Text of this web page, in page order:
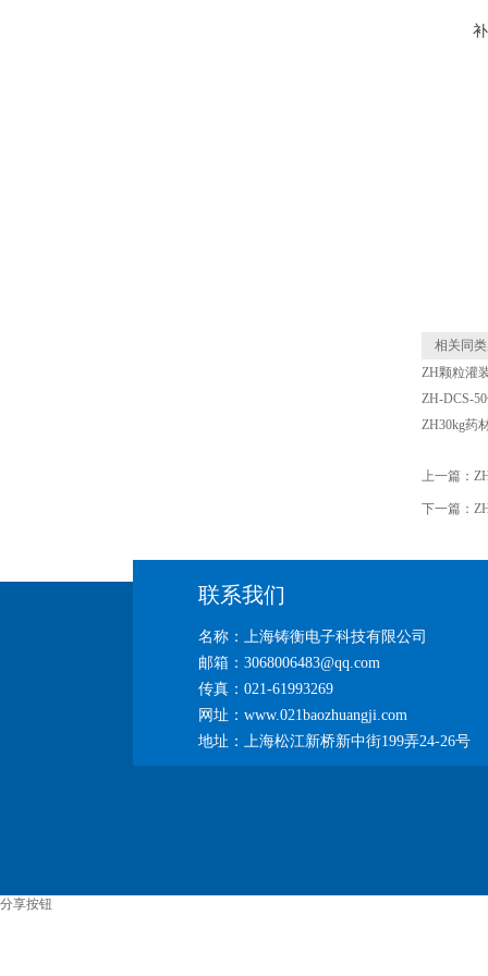
相关同类
ZH颗粒灌
ZH-DCS-
ZH30kg药
上一篇：
下一篇：
联系我们
名称：上海铸衡电子科技有限公司
邮箱：3068006483@qq.com
传真：021-61993269
网址：www.021baozhuangji.com
地址：上海松江新桥新中街199弄24-26号
分享按钮